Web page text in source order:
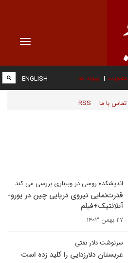
Toggle
عضویت پیوند ها
تماس با ما RSS
ENGLISH
اندیشکده روسی در وبیناری بررسی می کند
قدرت‌نمایی نیروی دریایی چین در یورو-
آتلانتیک+فیلم
۲۷ بهمن ۱۴۰۳
سرنوشت دلار نفتی
عربستان دلارزدایی را کلید زده است